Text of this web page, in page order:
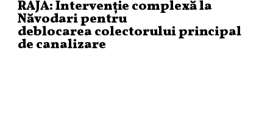
RAJA: Intervenție complexă la
Năvodari pentru
deblocarea colectorului principal
de canalizare